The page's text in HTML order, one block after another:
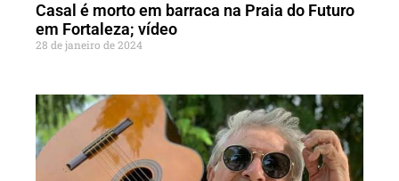
Casal é morto em barraca na Praia do Futuro
em Fortaleza; vídeo
28 de janeiro de 2024